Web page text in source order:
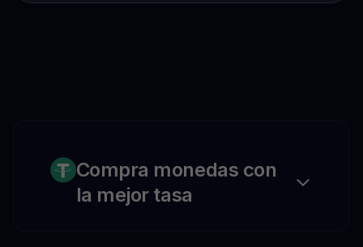
Compra monedas con
la mejor tasa